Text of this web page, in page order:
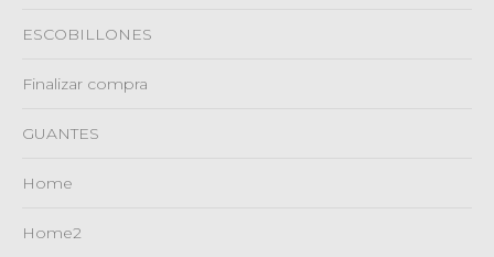
ESCOBILLONES
Finalizar compra
GUANTES
Home
Home2